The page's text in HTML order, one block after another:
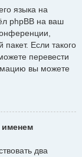
языка на
phpBB на ваш
Если такого
перевести
вы можете
именем
два